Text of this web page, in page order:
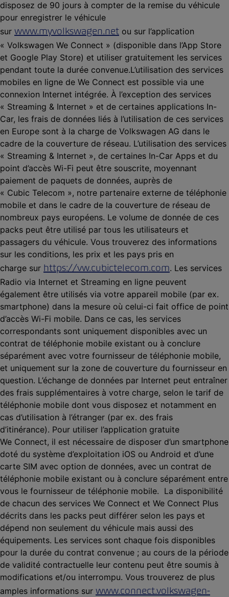
disposez de 90 jours à compter de la remise du véhicule
pour enregistrer le véhicule
sur www.myvolkswagen.net ou sur l’application
« Volkswagen We Connect » (disponible dans l’App Store
et Google Play Store) et utiliser gratuitement les services
pendant toute la durée convenue.L’utilisation des services
mobiles en ligne de We Connect est possible via une
connexion Internet intégrée. À l’exception des services
« Streaming & Internet » et de certaines applications In-
Car, les frais de données liés à l’utilisation de ces services
en Europe sont à la charge de Volkswagen AG dans le
cadre de la couverture de réseau. L’utilisation des services
« Streaming & Internet », de certaines In-Car Apps et du
point d’accès Wi-Fi peut être souscrite, moyennant
paiement de paquets de données, auprès de
« Cubic Telecom », notre partenaire externe de téléphonie
mobile et dans le cadre de la couverture de réseau de
nombreux pays européens. Le volume de donnée de ces
packs peut être utilisé par tous les utilisateurs et
passagers du véhicule. Vous trouverez des informations
sur les conditions, les prix et les pays pris en
charge sur https://vw.cubictelecom.com. Les services
Radio via Internet et Streaming en ligne peuvent
également être utilisés via votre appareil mobile (par ex.
smartphone) dans la mesure où celui-ci fait office de point
d’accès Wi-Fi mobile. Dans ce cas, les services
correspondants sont uniquement disponibles avec un
contrat de téléphonie mobile existant ou à conclure
séparément avec votre fournisseur de téléphonie mobile,
et uniquement sur la zone de couverture du fournisseur en
question. L’échange de données par Internet peut entraîner
des frais supplémentaires à votre charge, selon le tarif de
téléphonie mobile dont vous disposez et notamment en
cas d’utilisation à l’étranger (par ex. des frais
d’itinérance). Pour utiliser l’application gratuite
We Connect, il est nécessaire de disposer d’un smartphone
doté du système d’exploitation iOS ou Android et d’une
carte SIM avec option de données, avec un contrat de
téléphonie mobile existant ou à conclure séparément entre
vous le fournisseur de téléphonie mobile. La disponibilité
de chacun des services We Connect et We Connect Plus
décrits dans les packs peut différer selon les pays et
dépend non seulement du véhicule mais aussi des
équipements. Les services sont chaque fois disponibles
pour la durée du contrat convenue ; au cours de la période
de validité contractuelle leur contenu peut être soumis à
modifications et/ou interrompu. Vous trouverez de plus
amples informations sur www.connect.volkswagen-